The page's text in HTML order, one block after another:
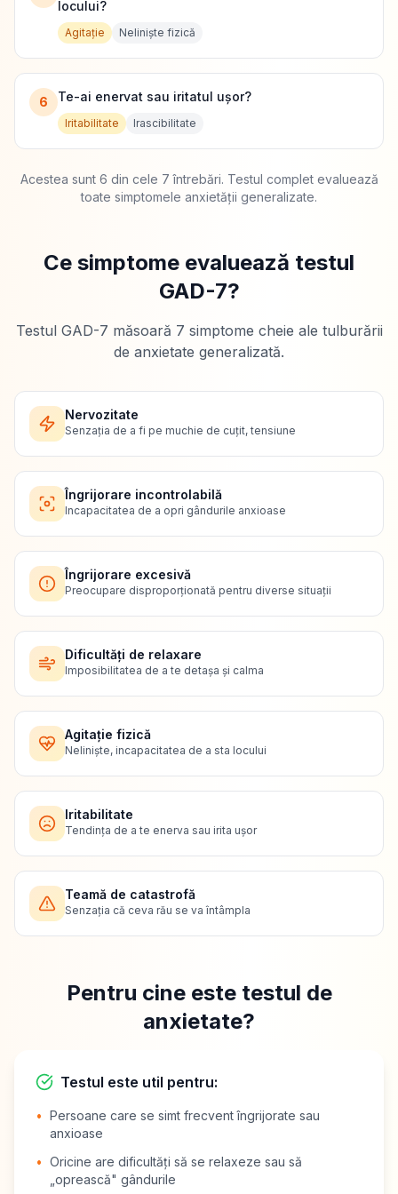
locului?
Agitație Neliniște fizică
6 Te-ai enervat sau iritatul ușor?
Iritabilitate Irascibilitate
Acestea sunt 6 din cele 7 întrebări. Testul complet evaluează
toate simptomele anxietății generalizate.
Ce simptome evaluează testul
GAD-7?
Testul GAD-7 măsoară 7 simptome cheie ale tulburării
de anxietate generalizată.
Nervozitate
Senzația de a fi pe muchie de cuțit, tensiune
Îngrijorare incontrolabilă
Incapacitatea de a opri gândurile anxioase
Îngrijorare excesivă
Preocupare disproporționată pentru diverse situații
Dificultăți de relaxare
Imposibilitatea de a te detașa și calma
Agitație fizică
Neliniște, incapacitatea de a sta locului
Iritabilitate
Tendința de a te enerva sau irita ușor
Teamă de catastrofă
Senzația că ceva rău se va întâmpla
Pentru cine este testul de
anxietate?
Testul este util pentru:
• Persoane care se simt frecvent îngrijorate sau
anxioase
• Oricine are dificultăți să se relaxeze sau să
„oprească" gândurile